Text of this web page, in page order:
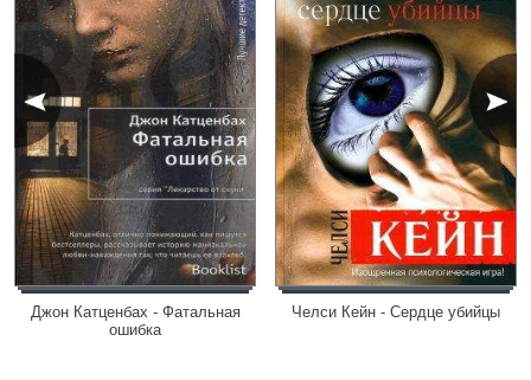
Джон Катценбах - Фатальная
ошибка
Челси Кейн - Сердце убийцы